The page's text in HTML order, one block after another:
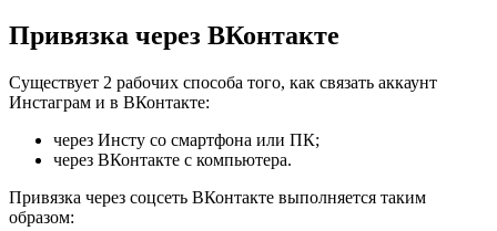
Привязка через ВКонтакте
Существует 2 рабочих способа того, как связать аккаунт
Инстаграм и в ВКонтакте:
через Инсту со смартфона или ПК;
через ВКонтакте с компьютера.
Привязка через соцсеть ВКонтакте выполняется таким
образом: